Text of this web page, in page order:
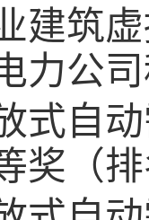
建筑
力公
式自
奖（